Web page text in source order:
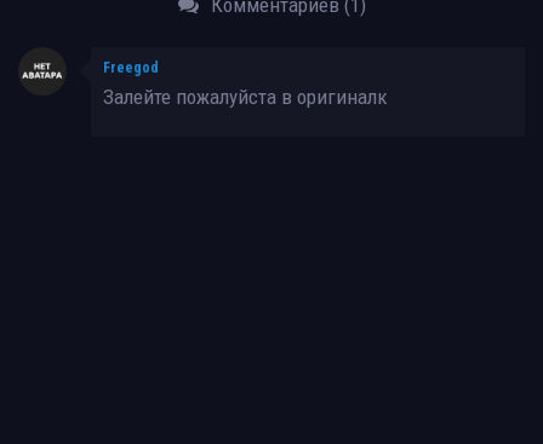
Freegod
Залейте пожалуйста в оригиналк